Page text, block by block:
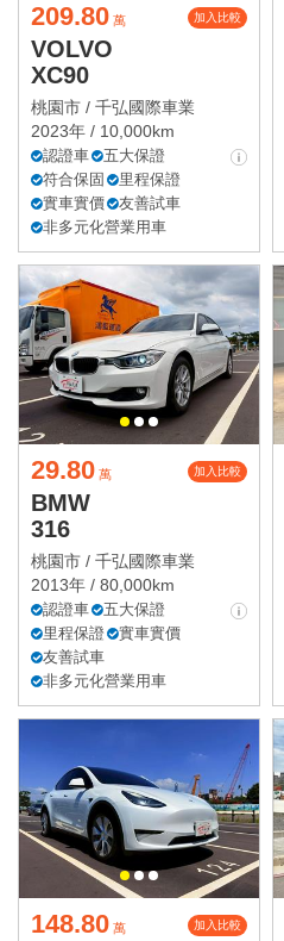
209.80 萬 加入比較
VOLVO
XC90
桃園市 / 千弘國際車業
2023年 / 10,000km
認證車
五大保證
符合保固
里程保證
實車實價
友善試車
非多元化營業用車
29.80 萬 加入比較
BMW
316
桃園市 / 千弘國際車業
2013年 / 80,000km
認證車
五大保證
里程保證
實車實價
友善試車
非多元化營業用車
148.80 萬 加入比較